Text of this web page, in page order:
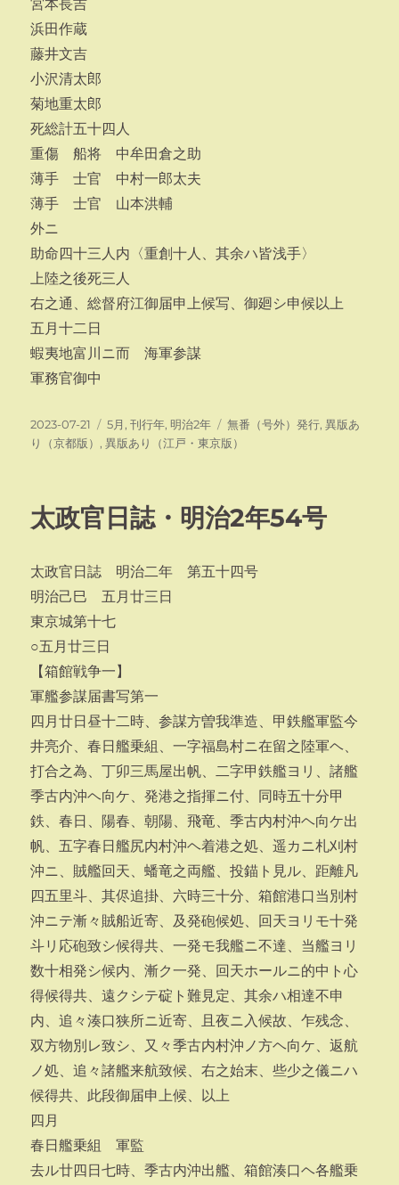
宮本長吉
浜田作蔵
藤井文吉
小沢清太郎
菊地重太郎
死総計五十四人
重傷 船将 中牟田倉之助
薄手 士官 中村一郎太夫
薄手 士官 山本洪輔
外ニ
助命四十三人内〈重創十人、其余ハ皆浅手〉
上陸之後死三人
右之通、総督府江御届申上候写、御廻シ申候以上
五月十二日
蝦夷地富川ニ而 海軍参謀
軍務官御中
投
稿
2023-07-21
カ
テ
5月 ,刊行年, 明治2年
タ
グ
無番（号外）発行,異版あ
り（京都版） ,異版あり（江戸・東京版）
太政官日誌・明治2年54号
太政官日誌 明治二年 第五十四号
明治己巳 五月廿三日
東京城第十七
○五月廿三日
【箱館戦争一】
軍艦参謀届書写第一
四月廿日昼十二時、参謀方曽我準造、甲鉄艦軍監今
井亮介、春日艦乗組、一字福島村ニ在留之陸軍ヘ、
打合之為、丁卯三馬屋出帆、二字甲鉄艦ヨリ、諸艦
季古内沖ヘ向ケ、発港之指揮ニ付、同時五十分甲
鉄、春日、陽春、朝陽、飛竜、季古内村沖ヘ向ケ出
帆、五字春日艦尻内村沖ヘ着港之処、遥カニ札刈村
沖ニ、賊艦回天、蟠竜之両艦、投錨ト見ル、距離凡
四五里斗、其侭追掛、六時三十分、箱館港口当別村
沖ニテ漸々賊船近寄、及発砲候処、回天ヨリモ十発
斗リ応砲致シ候得共、一発モ我艦ニ不達、当艦ヨリ
数十相発シ候内、漸ク一発、回天ホールニ的中ト心
得候得共、遠クシテ碇ト難見定、其余ハ相達不申
内、追々湊口狭所ニ近寄、且夜ニ入候故、乍残念、
双方物別レ致シ、又々季古内村沖ノ方ヘ向ケ、返航
ノ処、追々諸艦来航致候、右之始末、些少之儀ニハ
候得共、此段御届申上候、以上
四月
春日艦乗組 軍監
去ル廿四日七時、季古内沖出艦、箱館湊口ヘ各艦乗